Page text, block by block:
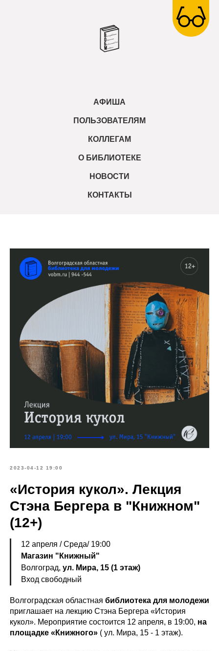
АФИША
ПОЛЬЗОВАТЕЛЯМ
КОЛЛЕГАМ
О БИБЛИОТЕКЕ
НОВОСТИ
КОНТАКТЫ
2023-04-12 19:00
«История кукол». Лекция
Стэна Бергера в "Книжном"
(12+)
12 апреля / Среда/ 19:00
Магазин "Книжный"
Волгоград, ул. Мира, 15 (1 этаж)
Вход свободный
Волгоградская областная библиотека для молодежи
приглашает на лекцию Стэна Бергера «История
кукол». Мероприятие состоится 12 апреля, в 19:00, на
площадке «Книжного» ( ул. Мира, 15 - 1 этаж).